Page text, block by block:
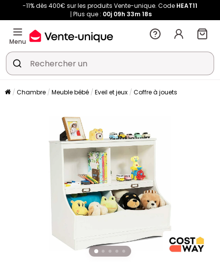
-11% dès 400€ sur les produits Vente-unique. Code HEAT11
Plus que : 00j 09h 33m 16s
Menu
Chambre Meuble bébé Eveil et jeux Coffre à jouets